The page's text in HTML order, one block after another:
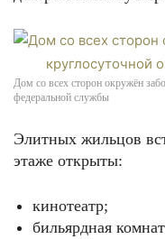
Дом со всех сторон окружён
федеральной службы
Элитных жильцов
этаже открыты:
кинотеатр;
бильярдная